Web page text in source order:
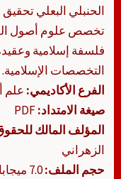
الحنبلي البعلي
تخصص علوم أصول
فلسفة إسلامية
التخصصات
الفرع الأكاديمي: علم
صيغة الامتداد:
المؤلف المالك
الزهراني
حجم الملف:7.0 ميجابايت